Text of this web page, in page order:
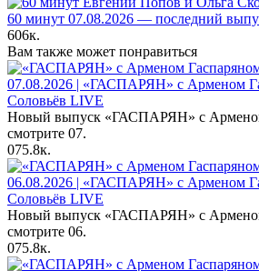
60 минут 07.08.2026 — последний
606к.
Вам также может понравиться
07.08.2026 | «ГАСПАРЯН» с Арменом
Соловьёв LIVE
Новый выпуск «ГАСПАРЯН» с
смотрите 07.
075.8к.
06.08.2026 | «ГАСПАРЯН» с Арменом
Соловьёв LIVE
Новый выпуск «ГАСПАРЯН» с
смотрите 06.
075.8к.